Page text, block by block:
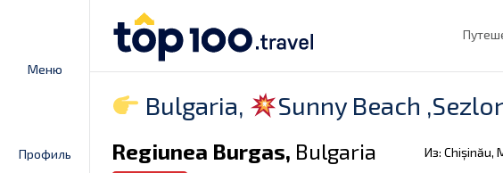
Меню
Профиль
Bulgaria, Sunny Beach
Regiunea Burgas, Bulgaria Из: Chișinău,